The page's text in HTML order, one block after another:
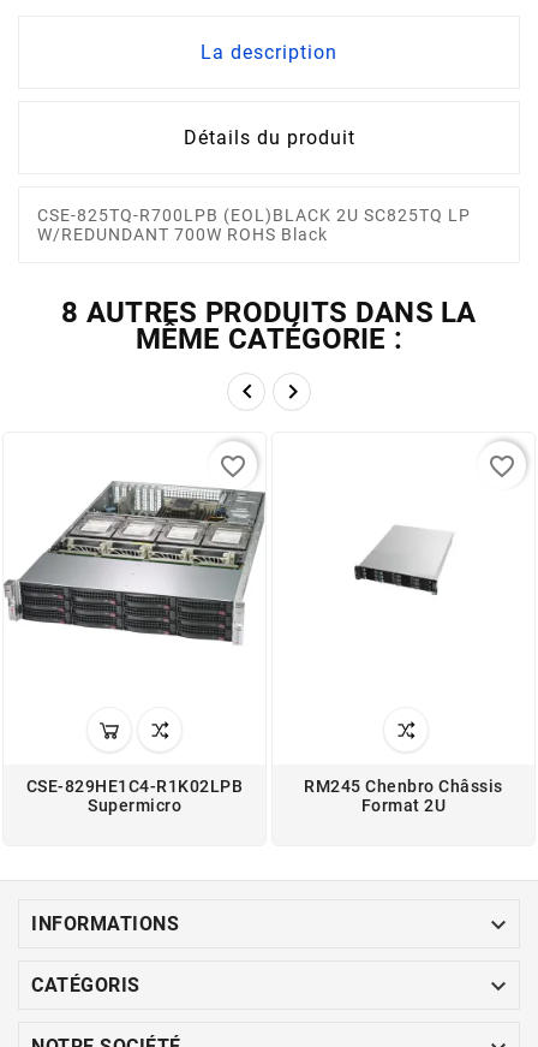
La description
Détails du produit
CSE-825TQ-R700LPB (EOL)BLACK 2U SC825TQ LP
W/REDUNDANT 700W ROHS Black
8 AUTRES PRODUITS DANS LA
MÊME CATÉGORIE :
 
CSE-829HE1C4-R1K02LPB
Supermicro
favorite_border
RM245 Chenbro Châssis
Format 2U
favorite_border
INFORMATIONS 
CATÉGORIS 